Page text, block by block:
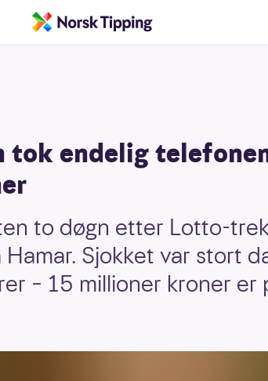
endelig
to døgn etter Lotto-
Sjokket var stort
– 15 millioner kroner er